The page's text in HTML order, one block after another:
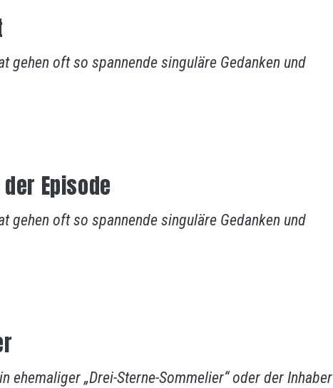
gehen oft so spannende singuläre Gedanken und
Episode
gehen oft so spannende singuläre Gedanken und
ehemaliger „Drei-Sterne-Sommelier“ oder der Inhaber